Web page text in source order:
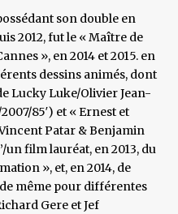
son double en
2012, fut le « Maître de
», en 2014 et 2015. en
dessins animés, dont
Lucky Luke/Olivier Jean-
85′) et « Ernest et
Patar & Benjamin
un film lauréat, en 2013, du
», et, en 2014, de
même pour différentes
Gere et Jef